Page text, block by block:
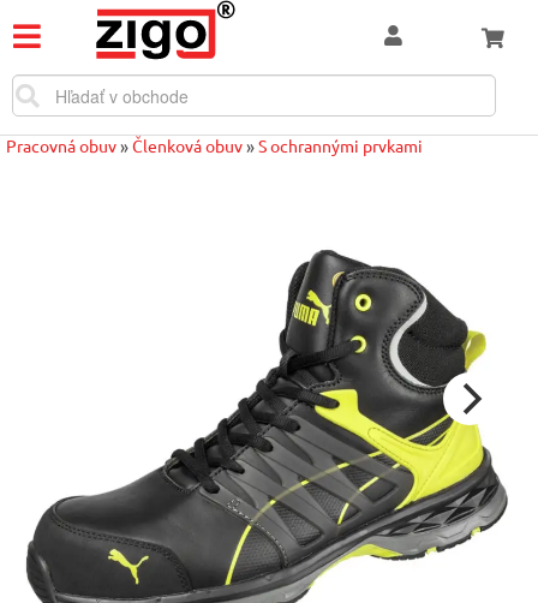
Pracovná obuv»Členková obuv»S ochrannými prvkami